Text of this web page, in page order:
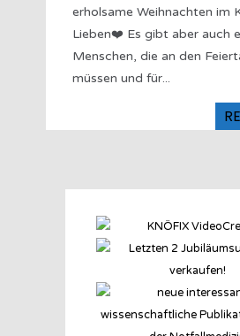
erholsame Weihnachten im
Lieben❤️ Es gibt aber auch
Menschen, die an den
müssen und für...